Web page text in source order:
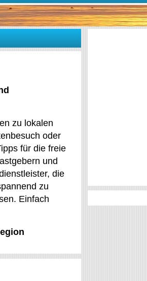
zu lokalen
oder
für die freie
und
die
zu
Einfach